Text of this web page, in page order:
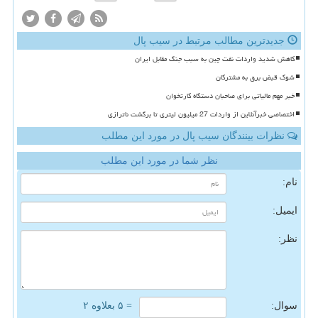
جدیدترین مطالب مرتبط در سیب پال
کاهش شدید واردات نفت چین به سبب جنگ مقابل ایران
شوک قبض برق به مشترکان
خبر مهم مالیاتی برای صاحبان دستگاه کارتخوان
اختصاصی خبرآنلاین از واردات 27 میلیون لیتری تا برگشت ناترازی
نظرات بینندگان سیب پال در مورد این مطلب
نظر شما در مورد این مطلب
نام:
ایمیل:
نظر:
سوال: = ۵ بعلاوه ۲